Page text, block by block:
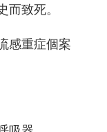
而致死。
感重症個案